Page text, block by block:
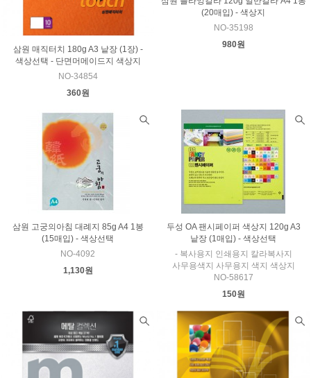
삼원 매직터치 180g A3 낱장 (1장) -
색상선택 - 단면머메이드지 색상지
NO-34854
360원
(20매입) - 색상지
NO-35198
980원
삼원 고궁의아침 대례지 85g A4 1봉
(15매입) - 색상선택
NO-4092
1,130원
두성 OA 팬시페이퍼 색상지 120g A3
낱장 (1매입) - 색상선택
- 복사용지 인쇄용지 칼라복사지
사무용색지 사무용지 색지 색상지
NO-58617
150원